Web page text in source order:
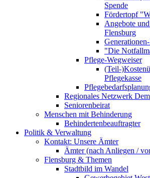
Spende
Fördertopf
Angebote
Flensburg
"Die
Pflege-Wegweiser
(Teil-
Pflegekasse
Regionales Netzwerk
Seniorenbeirat
Menschen mit Behinderung
Behindertenbeauftragter
Politik & Verwaltung
Kontakt: Unsere Ämter
Ämter (nach Anliegen /
Flensburg & Themen
Stadtbild im Wandel